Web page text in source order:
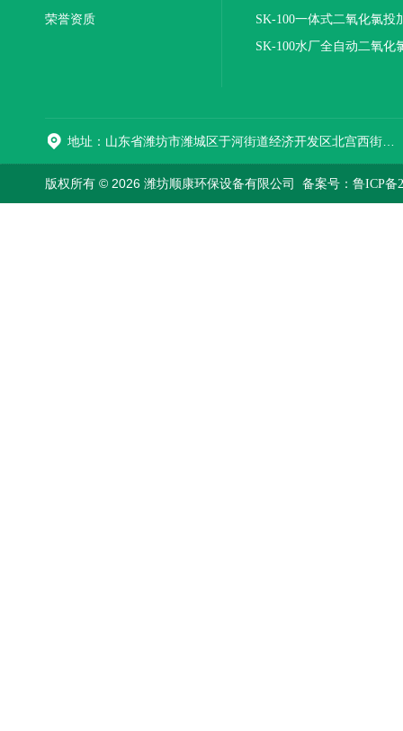
荣誉资质
装置
SK-100一体式二氧化氯投
报价
SK-100水厂全自动二氧化
版权所有 © 2026 潍坊顺康环保设备有限公司 备案号：鲁ICP备